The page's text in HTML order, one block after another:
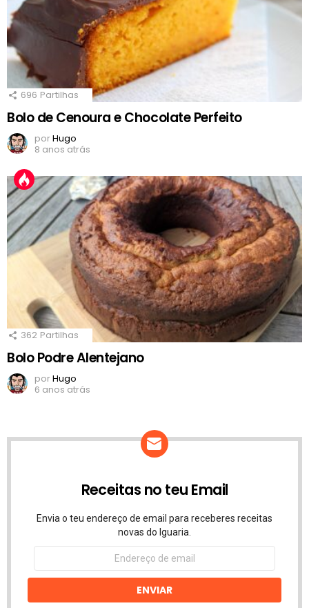
696 Partilhas
Bolo de Cenoura e Chocolate Perfeito
porHugo
8 anos atrás
362 Partilhas
Bolo Podre Alentejano
porHugo
6 anos atrás
Receitas no teu Email
Envia o teu endereço de email para receberes receitas
novas do Iguaria.
Endereço
email
ENVIAR